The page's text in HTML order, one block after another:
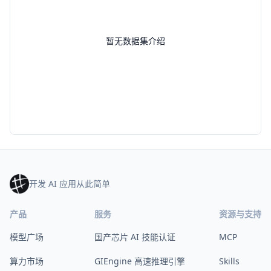
暂无数据集介绍
开发 AI 应用从此简单
产品
模型广场
算力市场
服务
国产芯片 AI 技能认证
GIEngine 高速推理引擎
资源与支持
MCP
Skills